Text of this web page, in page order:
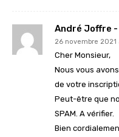
André Joffre -
26 novembre 2021
Cher Monsieur,
Nous vous
de votre
Peut-être que
SPAM. A vérifier.
Bien